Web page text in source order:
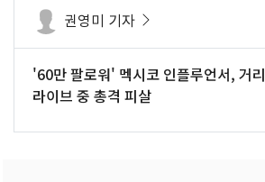
권영미 기자
'60만 팔로워' 멕시코 인플루언서, 거리
라이브 중 총격 피살